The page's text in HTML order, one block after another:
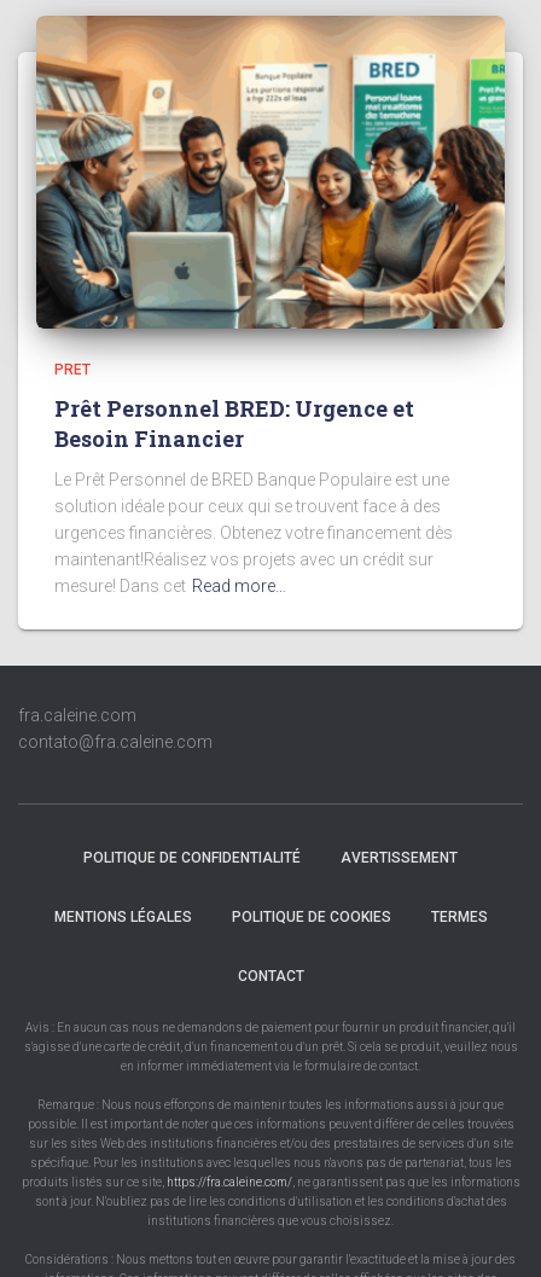
PRET
Prêt Personnel BRED: Urgence et
Besoin Financier
Le Prêt Personnel de BRED Banque Populaire est une
solution idéale pour ceux qui se trouvent face à des
urgences financières. Obtenez votre financement dès
maintenant!Réalisez vos projets avec un crédit sur
mesure! Dans cet Read more…
fra.caleine.com
contato@fra.caleine.com
POLITIQUE DE CONFIDENTIALITÉ AVERTISSEMENT
MENTIONS LÉGALES POLITIQUE DE COOKIES TERMES
CONTACT
Avis : En aucun cas nous ne demandons de paiement pour fournir un produit financier, qu'il
s'agisse d'une carte de crédit, d'un financement ou d'un prêt. Si cela se produit, veuillez nous
en informer immédiatement via le formulaire de contact.
Remarque : Nous nous efforçons de maintenir toutes les informations aussi à jour que
possible. Il est important de noter que ces informations peuvent différer de celles trouvées
sur les sites Web des institutions financières et/ou des prestataires de services d'un site
spécifique. Pour les institutions avec lesquelles nous n'avons pas de partenariat, tous les
produits listés sur ce site, https://fra.caleine.com/, ne garantissent pas que les informations
sont à jour. N'oubliez pas de lire les conditions d'utilisation et les conditions d'achat des
institutions financières que vous choisissez.
Considérations : Nous mettons tout en œuvre pour garantir l'exactitude et la mise à jour des